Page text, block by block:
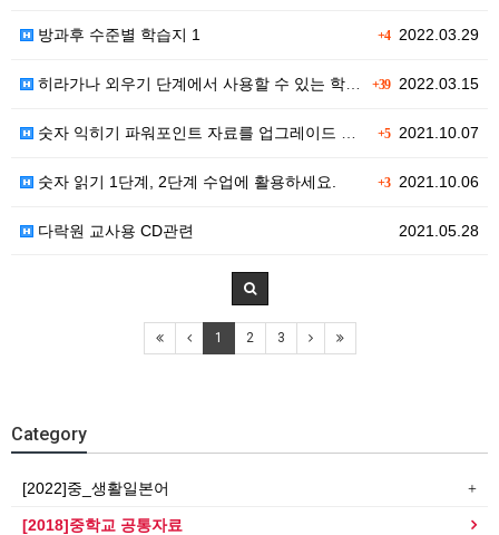
+42022.03.29
방과후 수준별 학습지 1
+392022.03.15
히라가나 외우기 단계에서 사용할 수 있는 학습지
+52021.10.07
숫자 익히기 파워포인트 자료를 업그레이드 해서 올립니다…
+32021.10.06
숫자 읽기 1단계, 2단계 수업에 활용하세요.
2021.05.28
다락원 교사용 CD관련
1 2 3
Category
[2022]중_생활일본어
[2018]중학교 공통자료